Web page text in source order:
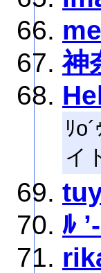
神
ﾘ
イ
ﾙ